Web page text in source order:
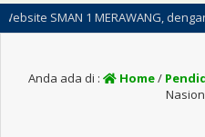
1 MERAWANG, dengan
Anda ada di : Home/